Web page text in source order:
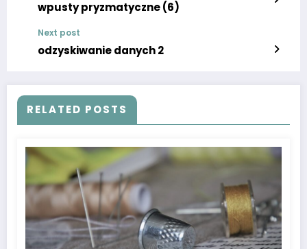
wpusty pryzmatyczne (6)
Next post
odzyskiwanie danych 2
RELATED POSTS